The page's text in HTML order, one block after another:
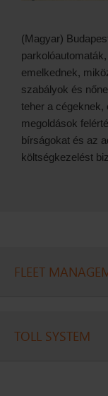
(Magyar)
emelkednek,
szabályok és
teher a cégeknek,
megoldások
bírságokat és az
költségkezelést
FLEET
haulage, traffic
TOLL SYSTEM